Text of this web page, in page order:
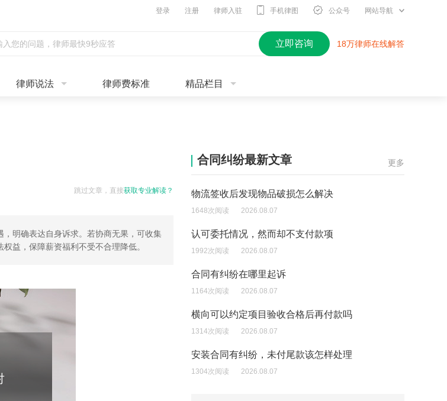
登录 注册 律师入驻 手机律图 公众号 网站导航
入您的问题，律师最快9秒应答 立即咨询 18万律师在线解答
律师说法 律师费标准 精品栏目
跳过文章，直接获取专业解读？
明确表达自身诉求。若协商无果，可收集
益，保障薪资福利不受不合理降低。
更多
合同纠纷最新文章
物流签收后发现物品破损怎么解决
1648次阅读 2026.08.07
认可委托情况，然而却不支付款项
1992次阅读 2026.08.07
合同有纠纷在哪里起诉
1164次阅读 2026.08.07
横向可以约定项目验收合格后再付款吗
1314次阅读 2026.08.07
安装合同有纠纷，未付尾款该怎样处理
1304次阅读 2026.08.07